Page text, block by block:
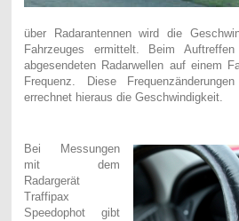
über Radarantennen wird die
Fahrzeuges ermittelt. Beim
abgesendeten Radarwellen auf einem
Frequenz. Diese
errechnet hieraus die Geschwindigkeit.
Bei Messungen
mit dem
Radargerät
Traffipax
Speedophot gibt